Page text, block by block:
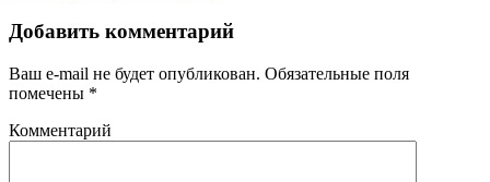
Добавить комментарий
Ваш e-mail не будет опубликован. Обязательные поля
помечены *
Комментарий